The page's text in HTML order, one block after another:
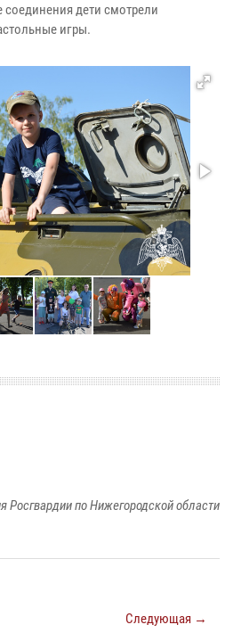
дети смотрели
игры.
Росгвардии по Нижегородской области
Следующая →